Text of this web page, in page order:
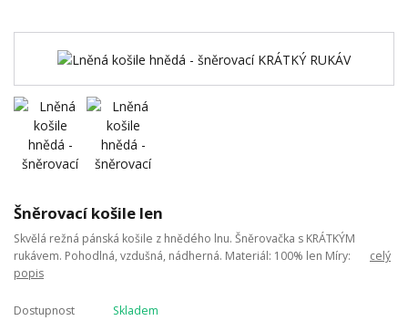
Šněrovací košile len
Skvělá režná pánská košile z hnědého lnu. Šněrovačka s KRÁTKÝM
rukávem. Pohodlná, vzdušná, nádherná. Materiál: 100% len Míry: celý
popis
Dostupnost
Skladem